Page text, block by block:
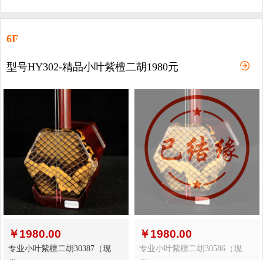
6F
型号HY302-精品小叶紫檀二胡1980元
￥1980.00
专业小叶紫檀二胡30387（现
￥1980.00
专业小叶紫檀二胡30586（现